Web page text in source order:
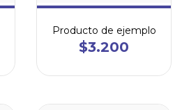
Producto de ejemplo
$3.200